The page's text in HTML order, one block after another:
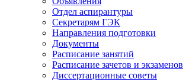
Отдел аспирантуры
Секретарям ГЭК
Направления подготовки
Документы
Расписание занятий
Расписание зачетов и экзаменов
Диссертационные советы